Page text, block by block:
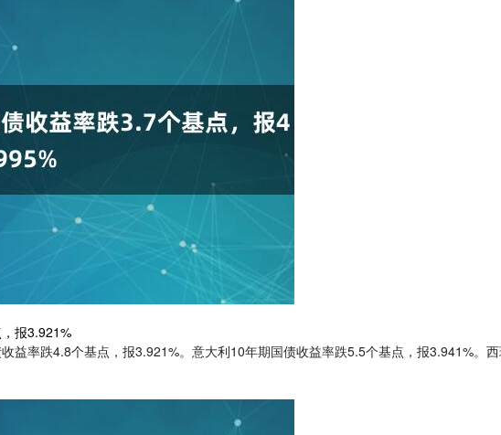
报3.921%
益率跌4.8个基点，报3.921%。意大利10年期国债收益率跌5.5个基点，报3.941%。